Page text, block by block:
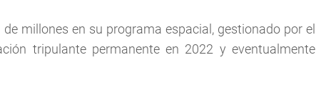
millones en su programa espacial, gestionado por el
tripulante permanente en 2022 y eventualmente